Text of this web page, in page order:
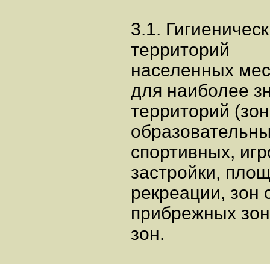
3.1.
территорий
населенных
для наиболее
территорий
спортивных,
застройки,
рекреации, зон
прибрежных
зон.